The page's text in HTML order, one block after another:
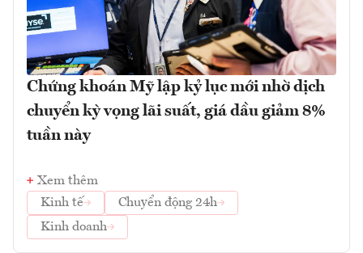
Chứng khoán Mỹ lập kỷ lục mới nhờ dịch
chuyển kỳ vọng lãi suất, giá dầu giảm 8%
tuần này
Xem thêm
Kinh tế
Chuyển động 24h
Kinh doanh